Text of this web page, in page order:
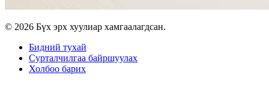
© 2026 Бүх эрх хуулиар хамгаалагдсан.
Бидний тухай
Сурталчилгаа байршуулах
Холбоо барих